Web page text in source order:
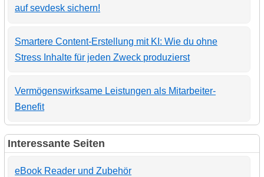
auf sevdesk sichern!
Smartere Content-Erstellung mit KI: Wie du ohne
Stress Inhalte für jeden Zweck produzierst
Vermögenswirksame Leistungen als Mitarbeiter-
Benefit
Interessante Seiten
eBook Reader und Zubehör